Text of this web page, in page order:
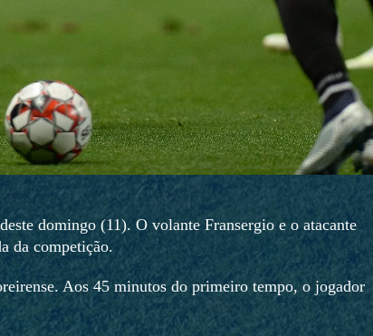
domingo (11). O volante Fransergio e o atacante
da competição.
Aos 45 minutos do primeiro tempo, o jogador